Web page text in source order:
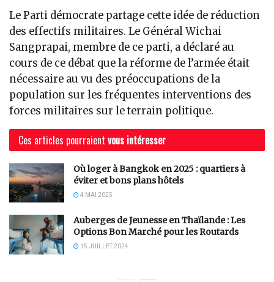
Le Parti démocrate partage cette idée de réduction
des effectifs militaires. Le Général Wichai
Sangprapai, membre de ce parti, a déclaré au
cours de ce débat que la réforme de l’armée était
nécessaire au vu des préoccupations de la
population sur les fréquentes interventions des
forces militaires sur le terrain politique.
Ces articles pourraient vous intéresser
Où loger à Bangkok en 2025 : quartiers à
éviter et bons plans hôtels
4 MAI 2025
Auberges de Jeunesse en Thaïlande : Les
Options Bon Marché pour les Routards
15 JUILLET 2024